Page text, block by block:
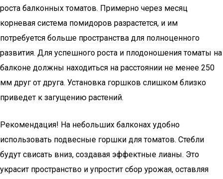
роста балконных томатов. Примерно через месяц
корневая система помидоров разрастется, и им
потребуется больше пространства для полноценного
развития. Для успешного роста и плодоношения томаты на
балконе должны находиться на расстоянии не менее 250
мм друг от друга. Установка горшков слишком близко
приведет к загущению растений.
Рекомендация! На небольших балконах удобно
использовать подвесные горшки для томатов. Стебли
будут свисать вниз, создавая эффектные лианы. Это
украсит пространство и упростит сбор урожая, оставляя